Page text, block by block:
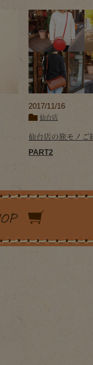
2017/11/16
仙台店
仙台店の旅モノ
PART2